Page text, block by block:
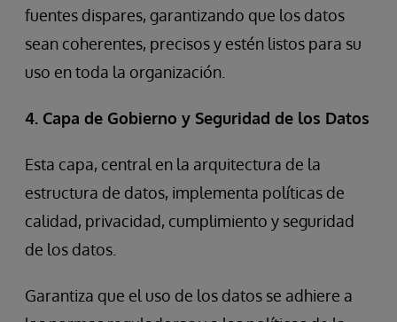
fuentes dispares, garantizando que los datos
sean coherentes, precisos y estén listos para su
uso en toda la organización.
4. Capa de Gobierno y Seguridad de los Datos
Esta capa, central en la arquitectura de la
estructura de datos, implementa políticas de
calidad, privacidad, cumplimiento y seguridad
de los datos.
Garantiza que el uso de los datos se adhiere a